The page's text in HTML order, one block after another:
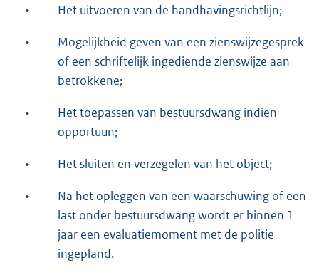
• Het uitvoeren van de handhavingsrichtlijn;
•
Mogelijkheid geven van een zienswijzegesprek
of een schriftelijk ingediende zienswijze aan
betrokkene;
•
Het toepassen van bestuursdwang indien
opportuun;
• Het sluiten en verzegelen van het object;
•
Na het opleggen van een waarschuwing of een
last onder bestuursdwang wordt er binnen 1
jaar een evaluatiemoment met de politie
ingepland.